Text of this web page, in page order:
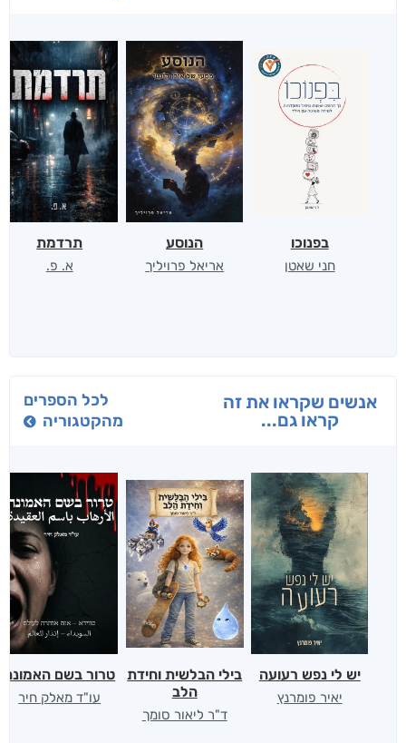
בפנוכו
חני שאטן
הנוסע
אריאל פרויליך
תרדמת
א. פ.
אנשים שקראו את זה
קראו גם...
לכל הספרים
מהקטגוריה
יש לי נפש רעועה
יאיר פומרנץ
בילי הבלשית וחידת
הלב
ד"ר ליאור סומך
טרור בשם האמונה
עו"ד מאלק חיר